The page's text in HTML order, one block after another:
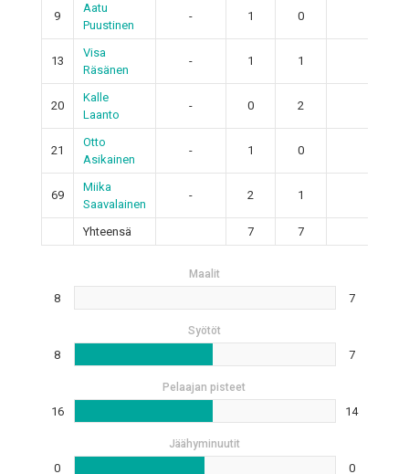
9
Aatu
Puustinen
- 1 0
13
Visa
Räsänen
- 1 1
20
Kalle
Laanto
- 0 2
21
Otto
Asikainen
- 1 0
69
Miika
Saavalainen
- 2 1
Yhteensä 7 7
Maalit
8 7
Syötöt
8 7
Pelaajan pisteet
16 14
Jäähyminuutit
0 0